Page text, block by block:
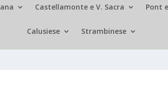
Castellamonte e V. Sacra Pont
Calusiese Strambinese